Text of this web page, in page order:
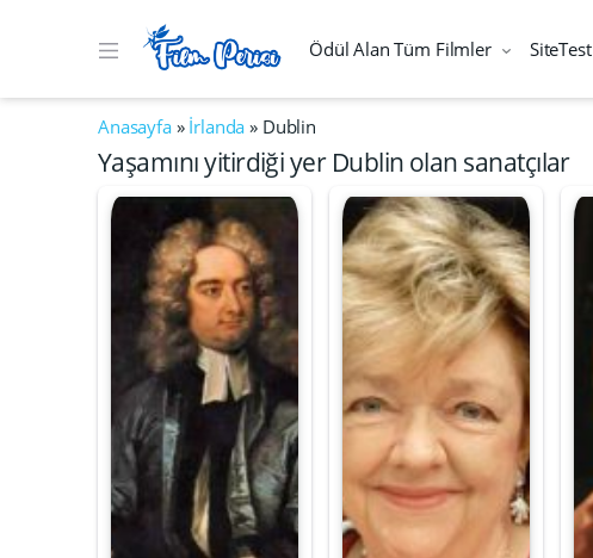
Ödül Alan Tüm Filmler SiteTest
Anasayfa» İrlanda » Dublin
Yaşamını yitirdiği yer Dublin olan sanatçılar